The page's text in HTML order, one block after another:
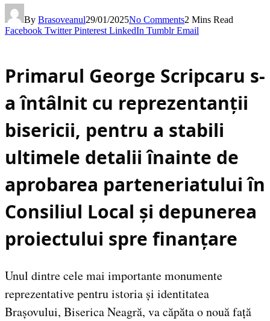
By Brasoveanul29/01/2025No Comments2 Mins Read
Facebook Twitter Pinterest LinkedIn Tumblr Email
Primarul George Scripcaru s-
a întâlnit cu reprezentanții
bisericii, pentru a stabili
ultimele detalii înainte de
aprobarea parteneriatului în
Consiliul Local și depunerea
proiectului spre finanțare
Unul dintre cele mai importante monumente
reprezentative pentru istoria și identitatea
Brașovului, Biserica Neagră, va căpăta o nouă față